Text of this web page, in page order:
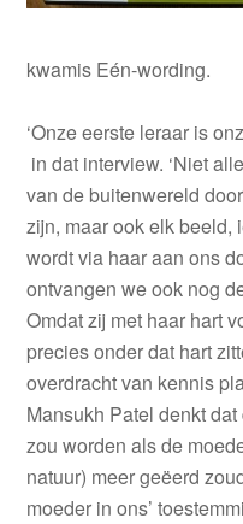
kwamis Eén-wording.
‘Onze eerste leraar is
in dat interview. ‘Niet
van de buitenwereld
zijn, maar ook elk beeld,
wordt via haar aan ons
ontvangen we ook nog
Omdat zij met haar hart
precies onder dat hart
overdracht van kennis
Mansukh Patel denkt
zou worden als de
natuur) meer geëerd
moeder in ons’